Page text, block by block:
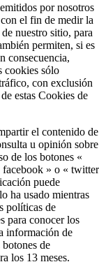
por nosotros
el fin de medir la
nuestro sitio, para
permiten, si es
consecuencia,
cookies sólo
con exclusión
estas Cookies de
el contenido de
u opinión sobre
de los botones «
facebook » o « twitter
puede
ha usado mientras
políticas de
para conocer los
información de
de
los 13 meses.